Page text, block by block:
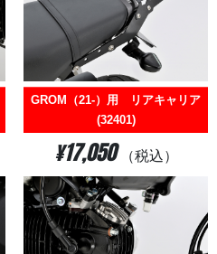
GROM（21-）用 リアキャリア
(32401)
¥17,050 （税込）